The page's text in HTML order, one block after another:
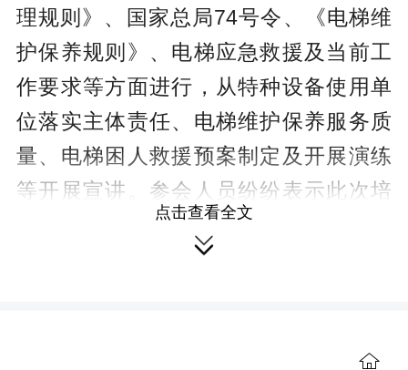
理规则》、国家总局74号令、《电梯维
护保养规则》、电梯应急救援及当前工
作要求等方面进行，从特种设备使用单
位落实主体责任、电梯维护保养服务质
量、电梯困人救援预案制定及开展演练
等开展宣讲。参会人员纷纷表示此次培
训既解决他们交通偏远实际，又提升了
特种设备安全管理知识和实际管理水
点击查看全文
